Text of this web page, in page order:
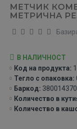
МЕТЧИК
МЕТРИЧНА
В НАЛИЧНОСТ
Код на продукта:
Тегло с опаковка:
Баркод:
Количество в
Количество в